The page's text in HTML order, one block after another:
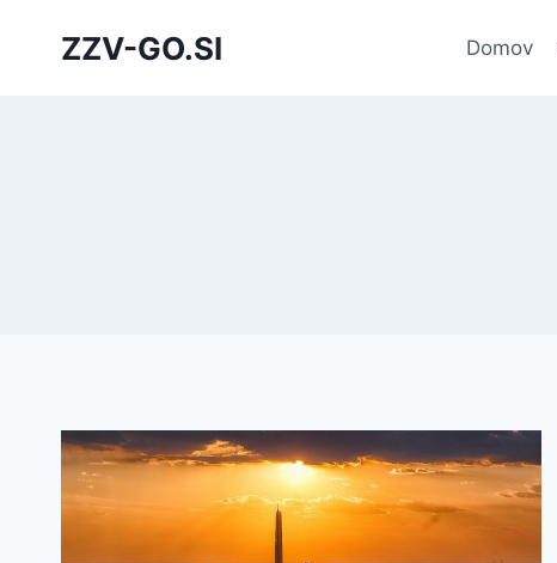
ZZV-GO.SI Domov